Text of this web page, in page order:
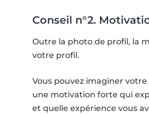
Conseil n°2.
Outre la photo de profil, la
votre profil.
Vous pouvez imaginer
une motivation forte qui
et quelle expérience vous